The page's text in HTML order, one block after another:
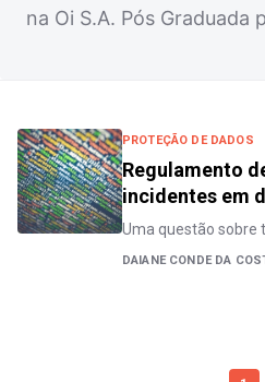
na Oi S.A. Pós Graduada
PROTEÇÃO DE DADOS
Regulamento
incidentes em
Uma questão sobre
DAIANE CONDE DA